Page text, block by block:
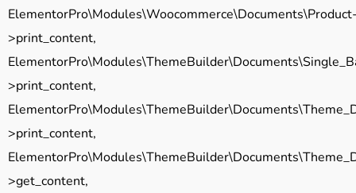
>print_content,
>print_content,
>print_content,
>get_content,